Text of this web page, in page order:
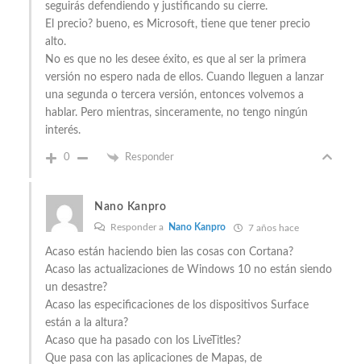
seguirás defendiendo y justificando su cierre.
El precio? bueno, es Microsoft, tiene que tener precio
alto.
No es que no les desee éxito, es que al ser la primera
versión no espero nada de ellos. Cuando lleguen a lanzar
una segunda o tercera versión, entonces volvemos a
hablar. Pero mientras, sinceramente, no tengo ningún
interés.
0 Responder
Nano Kanpro
Responder a Nano Kanpro 7 años hace
Acaso están haciendo bien las cosas con Cortana?
Acaso las actualizaciones de Windows 10 no están siendo
un desastre?
Acaso las especificaciones de los dispositivos Surface
están a la altura?
Acaso que ha pasado con los LiveTitles?
Que pasa con las aplicaciones de Mapas, de